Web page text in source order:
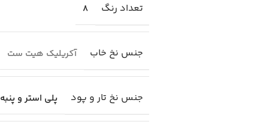
تعداد رنگ 8
جنس نخ خاب آکریلیک هیت ست
جنس نخ تار و پود پلی استر و پنبه